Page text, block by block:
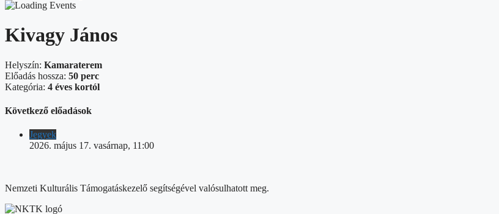
Kivagy János
Helyszín: Kamaraterem
Előadás hossza: 50 perc
Kategória: 4 éves kortól
Következő előadások
Jegyek
2026. május 17. vasárnap, 11:00
Nemzeti Kulturális Támogatáskezelő segítségével valósulhatott meg.